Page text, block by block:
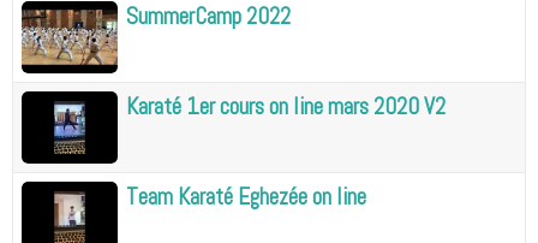
SummerCamp 2022
Karaté 1er cours on line mars 2020 V2
Team Karaté Eghezée on line